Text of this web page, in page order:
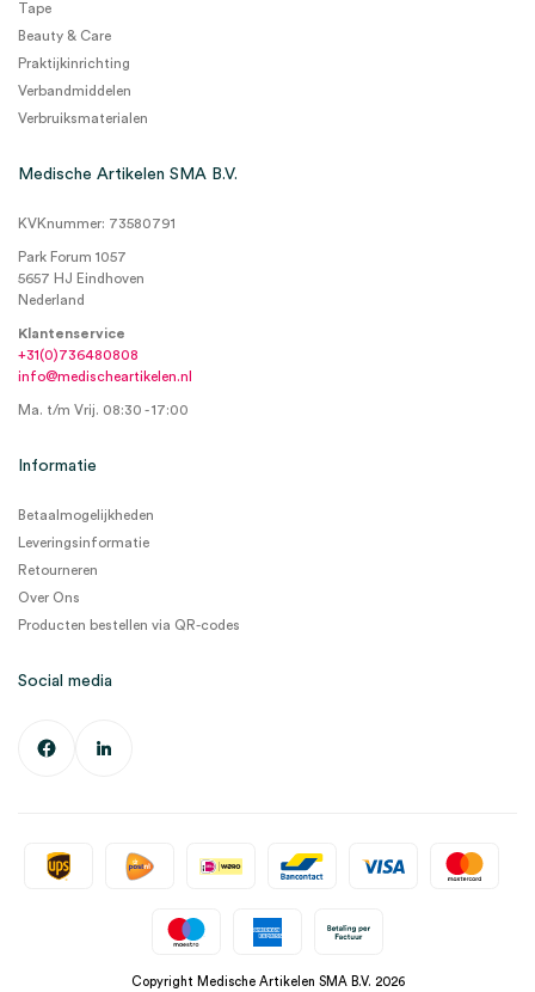
Tape
Beauty & Care
Praktijkinrichting
Verbandmiddelen
Verbruiksmaterialen
Medische Artikelen SMA B.V.
KVKnummer: 73580791
Park Forum 1057
5657 HJ Eindhoven
Nederland
Klantenservice
+31(0)736480808
info@medischeartikelen.nl
Ma. t/m Vrij. 08:30 - 17:00
Informatie
Betaalmogelijkheden
Leveringsinformatie
Retourneren
Over Ons
Producten bestellen via QR-codes
Social media
Copyright Medische Artikelen SMA B.V. 2026